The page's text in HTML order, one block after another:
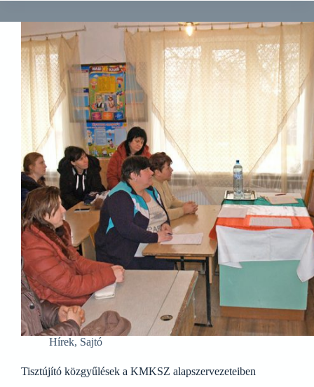
Hírek, Sajtó
Tisztújító közgyűlések a KMKSZ alapszervezeteiben